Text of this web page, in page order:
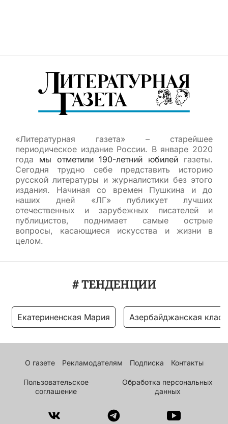
«Литературная газета» – старейшее
периодическое издание России. В январе 2020
года мы отметили 190-летний юбилей газеты.
Сегодня трудно себе представить историю
русской литературы и журналистики без этого
издания. Начиная со времен Пушкина и до
наших дней «ЛГ» публикует лучших
отечественных и зарубежных писателей и
публицистов, поднимает самые острые
вопросы, касающиеся искусства и жизни в
целом.
# ТЕНДЕНЦИИ
Екатериненская Мария Азербайджанская
О газете Рекламодателям Подписка Контакты
Пользовательское
соглашение
Обработка персональных
данных